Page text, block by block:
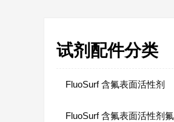
试剂配件分类
FluoSurf 含氟表面活性剂
FluoSurf 含氟表面活性剂